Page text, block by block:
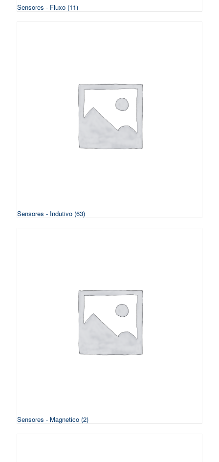
Sensores - Fluxo (11)
Sensores - Indutivo (63)
Sensores - Magnetico (2)